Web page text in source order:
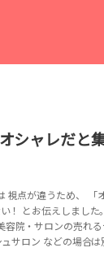
シャレだと
視点が違うため、 「
！ とお伝えしました。
院・サロンの売れ
サロン などの場合は